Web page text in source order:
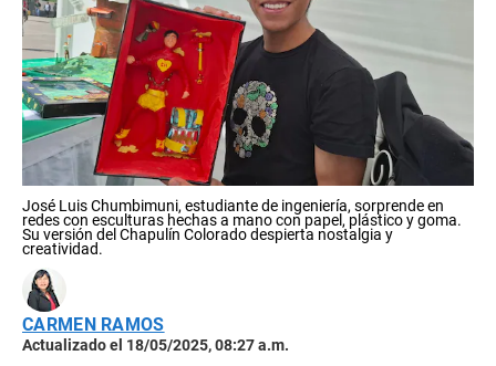
José Luis Chumbimuni, estudiante de ingeniería, sorprende en
redes con esculturas hechas a mano con papel, plástico y goma.
Su versión del Chapulín Colorado despierta nostalgia y
creatividad.
CARMEN RAMOS
Actualizado el 18/05/2025, 08:27 a.m.